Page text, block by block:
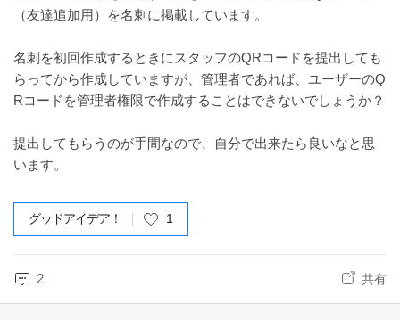
（友達追加用）を名刺に掲載しています。
名刺を初回作成するときにスタッフのQRコードを提出しても
らってから作成していますが、管理者であれば、ユーザーのQ
Rコードを管理者権限で作成することはできないでしょうか？
提出してもらうのが手間なので、自分で出来たら良いなと思
います。
グッドアイデア！ 1
2 共有